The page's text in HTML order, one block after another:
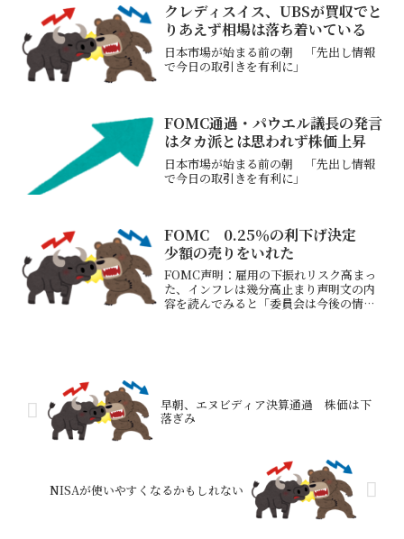
クレディスイス、UBSが買収でと
りあえず相場は落ち着いている
日本市場が始まる前の朝 「先出し情報
で今日の取引きを有利に」
FOMC通過・パウエル議長の発言
はタカ派とは思われず株価上昇
日本市場が始まる前の朝 「先出し情報
で今日の取引きを有利に」
FOMC 0.25％の利下げ決定
少額の売りをいれた
FOMC声明：雇用の下振れリスク高まっ
た、インフレは幾分高止まり声明文の内
容を読んでみると「委員会は今後の情報
早朝、エヌビディア決算通過 株価は下
落ぎみ
NISAが使いやすくなるかもしれない